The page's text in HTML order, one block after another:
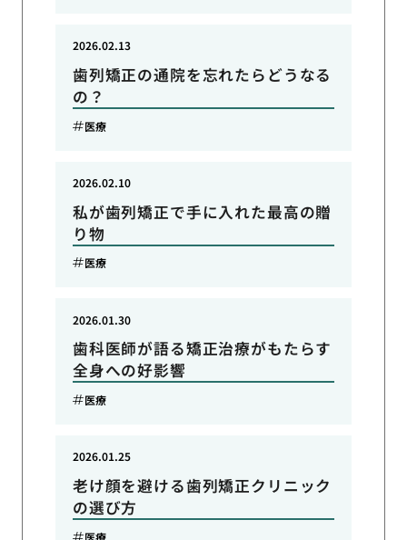
歯列矯正の通院を忘れたらどうなる
の？
2026.02.13
医療
私が歯列矯正で手に入れた最高の贈
り物
2026.02.10
医療
歯科医師が語る矯正治療がもたらす
全身への好影響
2026.01.30
医療
老け顔を避ける歯列矯正クリニック
の選び方
2026.01.25
医療